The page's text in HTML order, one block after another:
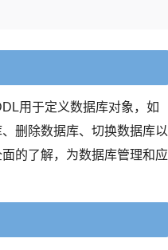
用于定义数据库对象，如
删除数据库、切换数据库以
的了解，为数据库管理和应